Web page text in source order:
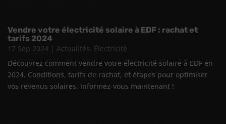
Vendre votre électricité solaire à EDF : rachat et
tarifs 2024
17 Sep 2024 | Actualités, Électricité
Découvrez comment vendre votre électricité solaire à EDF en
2024. Conditions, tarifs de rachat, et étapes pour optimiser
vos revenus solaires. Informez-vous maintenant !